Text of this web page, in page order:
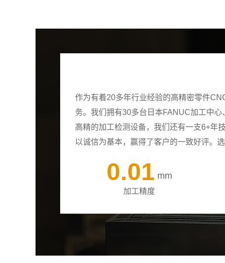
作为有着20多年行业经验的高精密零件
务。我们拥有30多台日本FANUC加工中
高精的加工检测设备，我们还有一支6+年
以诚信为基本，赢得了客户的一致好评。
0.01 mm
加工精度